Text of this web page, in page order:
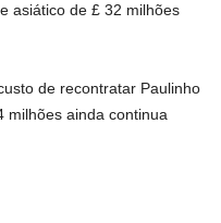
asiático de £ 32 milhões
de recontratar Paulinho
milhões ainda continua